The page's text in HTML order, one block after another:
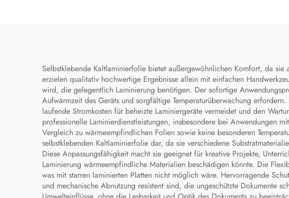
Selbstklebende Kaltlaminierfolie bietet außergewöhnlichen Komfort, da
erzielen qualitativ hochwertige Ergebnisse allein mit einfachen
wird, die gelegentlich Laminierung benötigen. Der sofortige
Aufwärmzeit des Geräts und sorgfältige Temperaturüberwachung
laufende Stromkosten für beheizte Laminiergeräte vermeidet und den
professionelle Laminierdienstleistungen, insbesondere bei Anwendungen
Vergleich zu wärmeempfindlichen Folien sowie keine besonderen
selbstklebenden Kaltlaminierfolie dar, da sie verschiedene
Diese Anpassungsfähigkeit macht sie geeignet für kreative Projekte,
Laminierung wärmeempfindliche Materialien beschädigen könnte. Die
was mit starren laminierten Platten nicht möglich wäre. Hervorragende
und mechanische Abnutzung resistent sind, die ungeschützte Dokumente